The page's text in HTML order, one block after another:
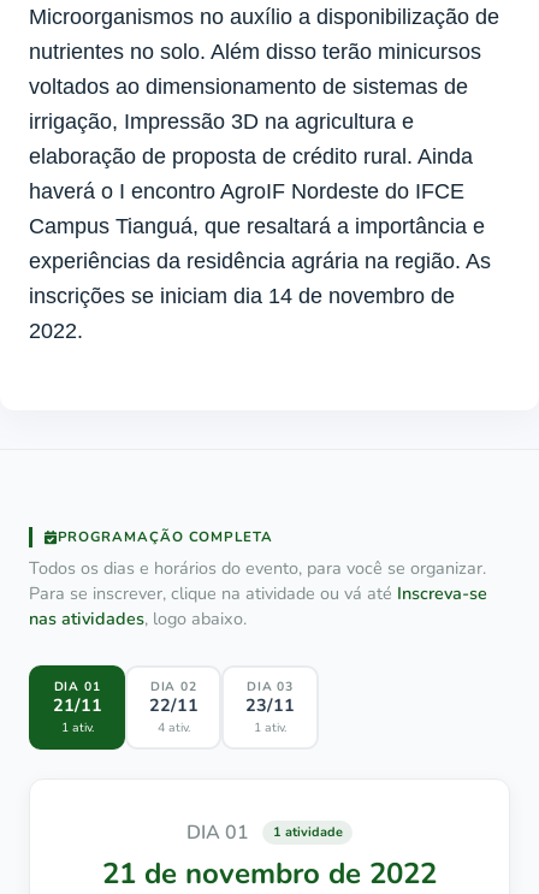
Microorganismos no auxílio a disponibilização de
nutrientes no solo. Além disso terão minicursos
voltados ao dimensionamento de sistemas de
irrigação, Impressão 3D na agricultura e
elaboração de proposta de crédito rural. Ainda
haverá o I encontro AgroIF Nordeste do IFCE
Campus Tianguá, que resaltará a importância e
experiências da residência agrária na região. As
inscrições se iniciam dia 14 de novembro de
2022.
PROGRAMAÇÃO COMPLETA
Todos os dias e horários do evento, para você se organizar.
Para se inscrever, clique na atividade ou vá até Inscreva-se
nas atividades, logo abaixo.
DIA 01
21/11
1 ativ.
DIA 02
22/11
4 ativ.
DIA 03
23/11
1 ativ.
DIA 01 1 atividade
21 de novembro de 2022